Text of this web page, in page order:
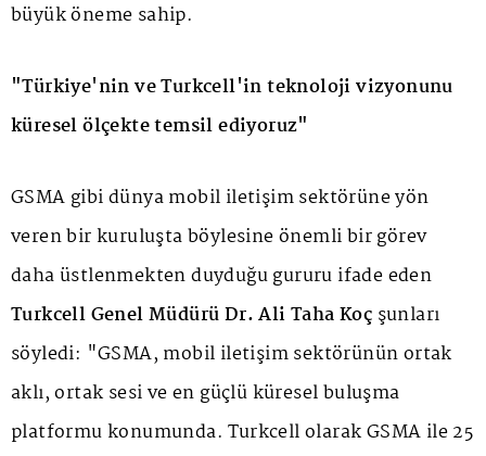
büyük öneme sahip.
"Türkiye'nin ve Turkcell'in teknoloji vizyonunu
küresel ölçekte temsil ediyoruz"
GSMA gibi dünya mobil iletişim sektörüne yön
veren bir kuruluşta böylesine önemli bir görev
daha üstlenmekten duyduğu gururu ifade eden
Turkcell Genel Müdürü Dr. Ali Taha Koç şunları
söyledi: "GSMA, mobil iletişim sektörünün ortak
aklı, ortak sesi ve en güçlü küresel buluşma
platformu konumunda. Turkcell olarak GSMA ile 25